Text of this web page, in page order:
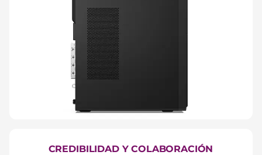
CREDIBILIDAD Y COLABORACIÓN